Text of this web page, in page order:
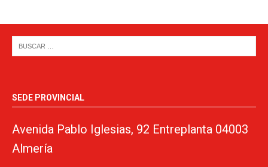
SEDE PROVINCIAL
Avenida Pablo Iglesias, 92 Entreplanta 04003
Almería